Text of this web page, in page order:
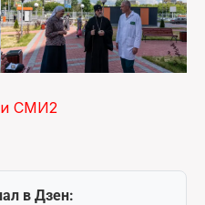
СМИ2
в Дзен: